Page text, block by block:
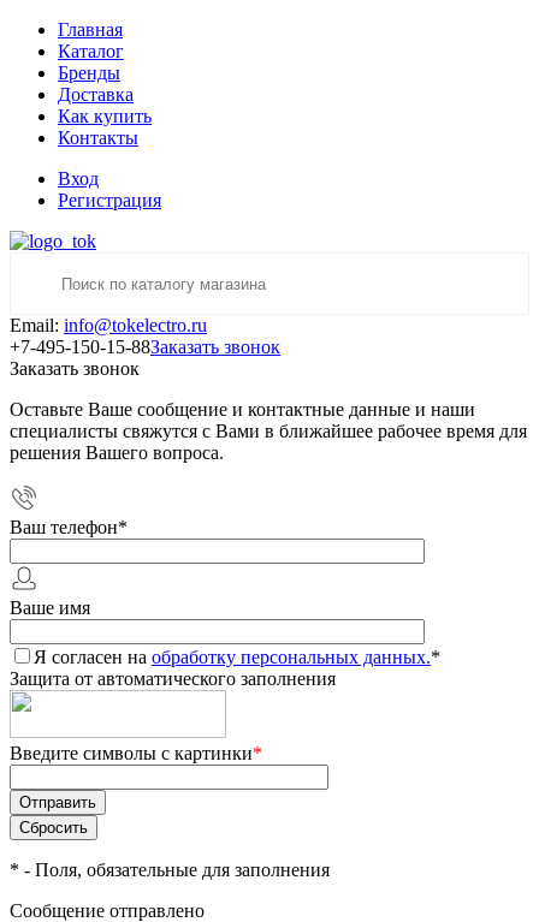
Главная
Каталог
Бренды
Доставка
Как купить
Контакты
Вход
Регистрация
Email: info@tokelectro.ru
+7-495-150-15-88Заказать звонок
Заказать звонок
Оставьте Ваше сообщение и контактные данные и наши
специалисты свяжутся с Вами в ближайшее рабочее время для
решения Вашего вопроса.
Ваш телефон*
Ваше имя
Я согласен на обработку персональных данных.*
Защита от автоматического заполнения
Введите символы с картинки*
* - Поля, обязательные для заполнения
Сообщение отправлено